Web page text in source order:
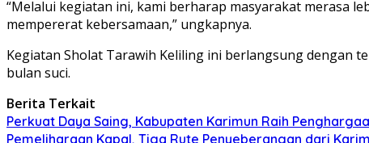
“Melalui kegiatan ini, kami berharap masyarakat merasa
mempererat kebersamaan,” ungkapnya.
Kegiatan Sholat Tarawih Keliling ini berlangsung dengan
bulan suci.
Berita Terkait
Perkuat Daya Saing, Kabupaten Karimun Raih
Pemeliharaan Kapal, Tiga Rute Penyeberangan dari